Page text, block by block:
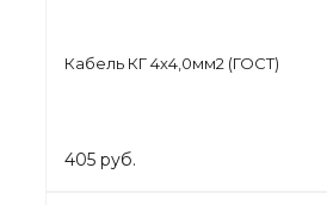
Кабель КГ 4х4,0мм2 (ГОСТ)
405 руб.